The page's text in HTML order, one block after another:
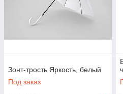
Зонт-трость Яркость, белый
Под заказ